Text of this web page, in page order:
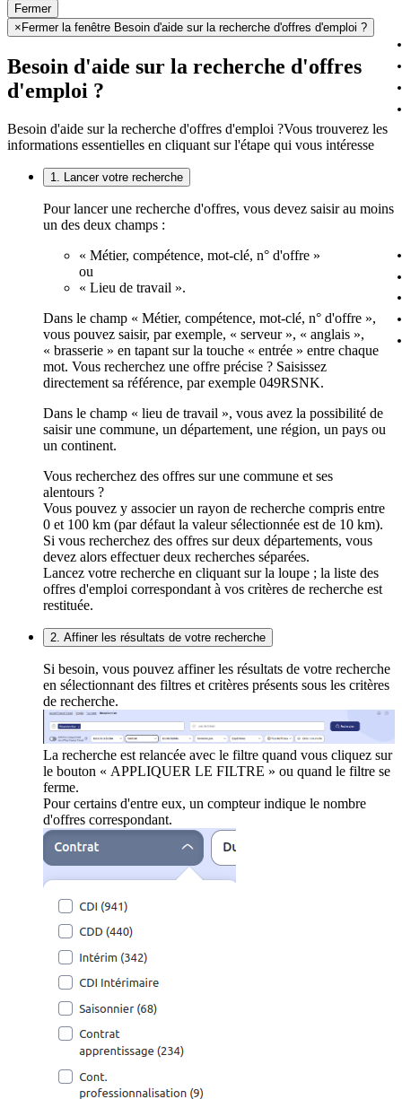
Fermer
× Fermer la fenêtre Besoin d'aide sur la recherche d'offres d'emploi ?
Besoin d'aide sur la recherche d'offres
d'emploi ?
Besoin d'aide sur la recherche d'offres d'emploi ?Vous trouverez les
informations essentielles en cliquant sur l'étape qui vous intéresse
1. Lancer votre recherche
Pour lancer une recherche d'offres, vous devez saisir au moins
un des deux champs :
« Métier, compétence, mot-clé, n° d'offre »
ou
« Lieu de travail ».
Dans le champ « Métier, compétence, mot-clé, n° d'offre »,
vous pouvez saisir, par exemple, « serveur », « anglais »,
« brasserie » en tapant sur la touche « entrée » entre chaque
mot. Vous recherchez une offre précise ? Saisissez
directement sa référence, par exemple 049RSNK.
Dans le champ « lieu de travail », vous avez la possibilité de
saisir une commune, un département, une région, un pays ou
un continent.
Vous recherchez des offres sur une commune et ses
alentours ?
Vous pouvez y associer un rayon de recherche compris entre
0 et 100 km (par défaut la valeur sélectionnée est de 10 km).
Si vous recherchez des offres sur deux départements, vous
devez alors effectuer deux recherches séparées.
Lancez votre recherche en cliquant sur la loupe ; la liste des
offres d'emploi correspondant à vos critères de recherche est
restituée.
2. Affiner les résultats de votre recherche
Si besoin, vous pouvez affiner les résultats de votre recherche
en sélectionnant des filtres et critères présents sous les critères
de recherche.
La recherche est relancée avec le filtre quand vous cliquez sur
le bouton « APPLIQUER LE FILTRE » ou quand le filtre se
ferme.
Pour certains d'entre eux, un compteur indique le nombre
d'offres correspondant.